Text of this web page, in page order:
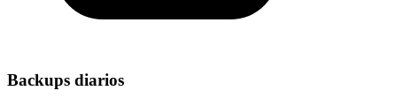
Backups diarios